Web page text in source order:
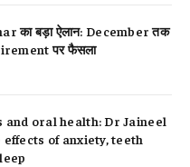
का बड़ा ऐलान: December तक
पर फैसला
and oral health: Dr Jaineel
of anxiety, teeth